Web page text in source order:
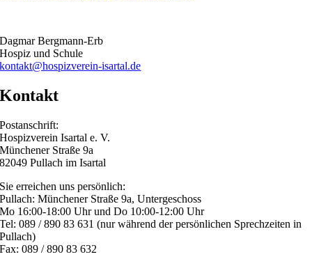
Dagmar Bergmann-Erb
Hospiz und Schule
kontakt@hospizverein-isartal.de
Kontakt
Postanschrift:
Hospizverein Isartal e. V.
Münchener Straße 9a
82049 Pullach im Isartal
Sie erreichen uns persönlich:
Pullach: Münchener Straße 9a, Untergeschoss
Mo 16:00-18:00 Uhr und Do 10:00-12:00 Uhr
Tel: 089 / 890 83 631 (nur während der persönlichen Sprechzeiten in
Pullach)
Fax: 089 / 890 83 632